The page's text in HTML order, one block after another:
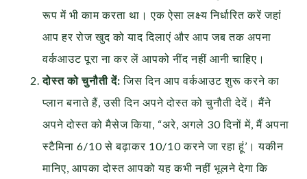
रूप में भी काम करता था। एक ऐसा लक्ष्य निर्धारित करें जहां
आप हर रोज खुद को याद दिलाएं और आप जब तक अपना
वर्कआउट पूरा ना कर लें आपको नींद नहीं आनी चाहिए।
दोस्त को चुनौती दें: जिस दिन आप वर्कआउट शुरू करने का
प्लान बनाते हैं, उसी दिन अपने दोस्त को चुनौती देदें। मैंने
अपने दोस्त को मैसेज किया, “अरे, अगले 30 दिनों में, मैं अपना
स्टैमिना 6/10 से बढ़ाकर 10/10 करने जा रहा हूं’। यकीन
मानिए, आपका दोस्त आपको यह कभी नहीं भूलने देगा कि